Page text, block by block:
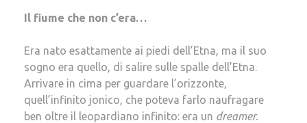
Il fiume che non c’era…
Era nato esattamente ai piedi dell’Etna, ma il suo
sogno era quello, di salire sulle spalle dell’Etna.
Arrivare in cima per guardare l’orizzonte,
quell’infinito jonico, che poteva farlo naufragare
ben oltre il leopardiano infinito: era un dreamer.